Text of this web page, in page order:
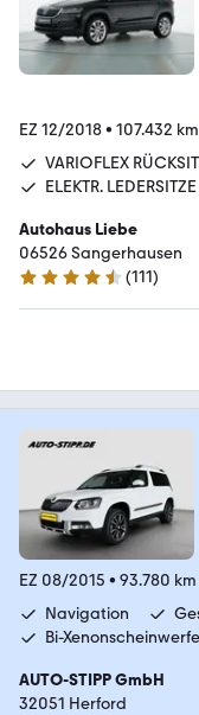
EZ 12/2018• 107.432 km
VARIOFLEX
ELEKTR. LEDERSITZE
Autohaus Liebe
06526 Sangerhausen
4.6 Sterne
(111)
EZ 08/2015 • 93.780 km
Navigation
Bi-
AUTO-STIPP GmbH
32051 Herford